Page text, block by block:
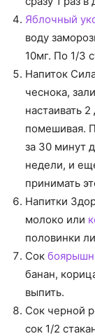
Яблочный
воду
10мг. По 1/3
Напиток
чеснока,
настаивать
помешивая.
за 30 минут
недели, и
принимать
Напитки
молоко или
половинки
Сок
банан,
выпить.
Сок черной
сок 1/2